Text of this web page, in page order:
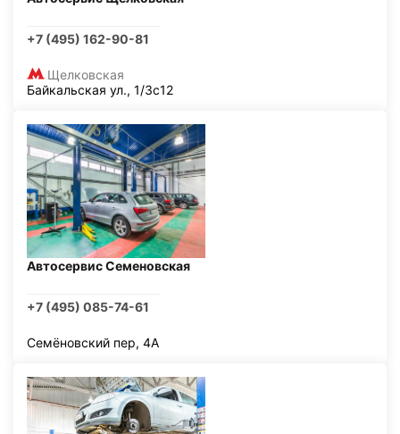
+7 (495) 162-90-81
Щелковская
Байкальская ул., 1/3с12
Автосервис Семеновская
+7 (495) 085-74-61
Семёновский пер, 4А